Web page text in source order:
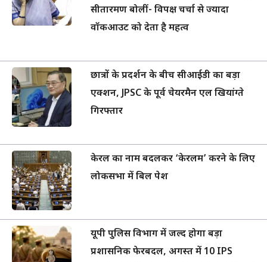
सीतारमण बोलीं- विपक्ष चर्चा से ज्यादा
वॉकआउट को देता है महत्व
छात्रों के प्रदर्शन के बीच सीआईडी का बड़ा
एक्शन, JPSC के पूर्व चेयरमैन एल खियांग्ते
गिरफ्तार
केरल का नाम बदलकर ‘केरलम’ करने के लिए
लोकसभा में बिल पेश
यूपी पुलिस विभाग में जल्द होगा बड़ा
प्रशासनिक फेरबदल, अगस्त में 10 IPS